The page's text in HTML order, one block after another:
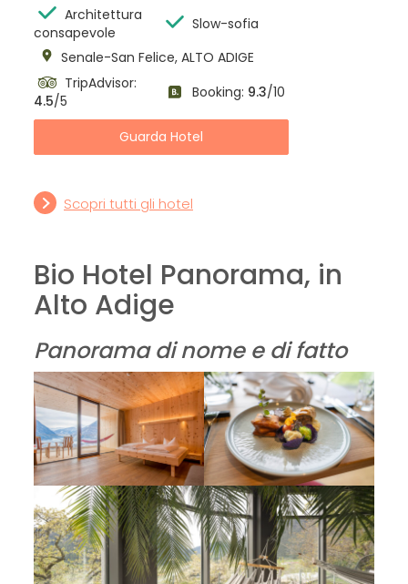
Architettura
consapevole
Slow-sofia
Senale-San Felice, ALTO ADIGE
TripAdvisor:
4.5/5 Booking: 9.3/10
Guarda Hotel
Scopri tutti gli hotel
Bio Hotel Panorama, in
Alto Adige
Panorama di nome e di fatto